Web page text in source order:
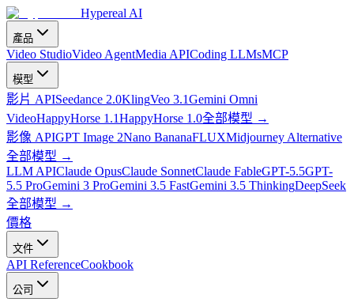
Hypereal AI
產品
Video StudioVideo AgentMedia APICoding LLMsMCP
模型
影片 APISeedance 2.0KlingVeo 3.1Gemini Omni
VideoHappyHorse 1.1HappyHorse 1.0全部模型 →
影像 APIGPT Image 2Nano BananaFLUXMidjourney Alternative
全部模型 →
LLM APIClaude OpusClaude SonnetClaude FableGPT-5.5GPT-
5.5 ProGemini 3 ProGemini 3.5 FastGemini 3.5 ThinkingDeepSeek
全部模型 →
價格
文件
API ReferenceCookbook
公司